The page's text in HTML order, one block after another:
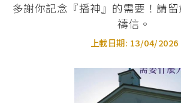
多謝你記念『播神』的需要！請
禱信。
上載日期: 13/04/2026